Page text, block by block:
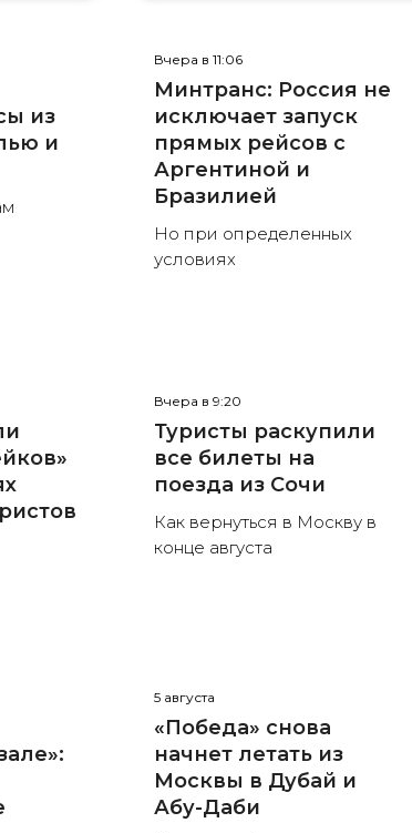
из
и
Вчера в 11:06
Минтранс: Россия не
исключает запуск
прямых рейсов с
Аргентиной и
Бразилией
Но при определенных
условиях
Вчера в 9:20
Туристы раскупили
все билеты на
поезда из Сочи
Как вернуться в Москву в
конце августа
5 августа
«Победа» снова
начнет летать из
Москвы в Дубай и
Абу-Даби